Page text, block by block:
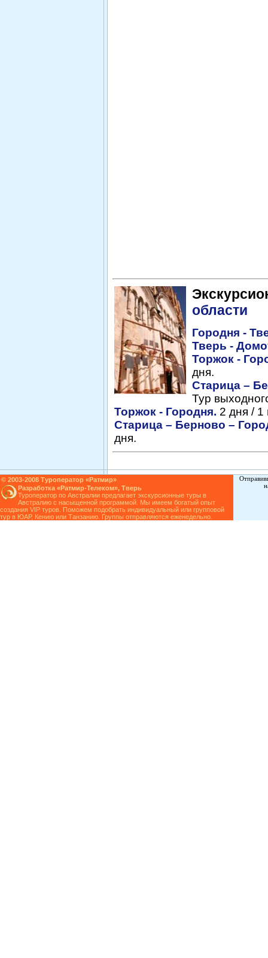
области
Городня -
Тверь -
Торжок -
дня.
Старица –
Тур
Торжок - Городня. 2 дня / 1
Старица – Берново –
дня.
© 2003-2008 Туроператор «Ратмир»
Разработка «Ратмир-Телеком», Тверь
Туроператор по Австралии предлагает экскурсионные туры в
Австралию с насыщенной программой. Мы имеем богатый опыт
создания VIP туров. Поможем подобрать индивидуальный или групповой
тур в ЮАР, Кению или Танзанию. Группы отправляются еженедельно.